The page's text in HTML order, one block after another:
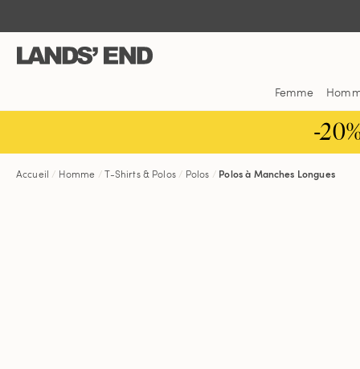
contenu
navigation
barre
Femme
-
Accueil Homme T-Shirts & Polos Polos Polos à Manches Longues